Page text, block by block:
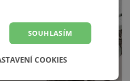
SOUHLASÍM
COOKIES